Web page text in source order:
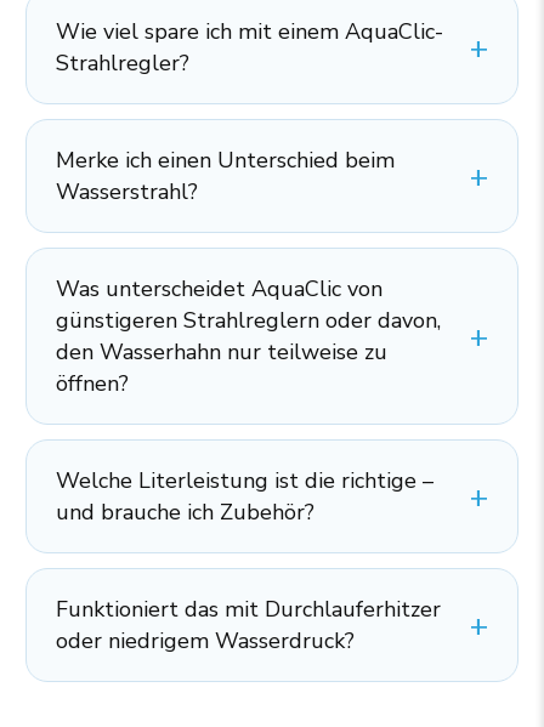
Wie viel spare ich mit einem AquaClic-
Strahlregler?
Merke ich einen Unterschied beim
Wasserstrahl?
Was unterscheidet AquaClic von
günstigeren Strahlreglern oder davon,
den Wasserhahn nur teilweise zu
öffnen?
Welche Literleistung ist die richtige –
und brauche ich Zubehör?
Funktioniert das mit Durchlauferhitzer
oder niedrigem Wasserdruck?